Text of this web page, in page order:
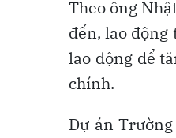
Theo ông
đến, lao
lao động để
chính.
Dự án